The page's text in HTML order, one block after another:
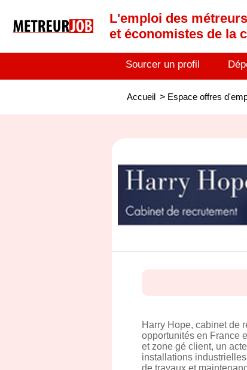
L'emploi des
et économistes de la
Sourcer un profil
Accueil > Espace offres
Harry Hope, cabinet de
opportunités en France
et zone gé client, un
installations
de travaux et